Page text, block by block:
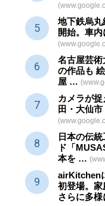
地下鉄烏
開始。車
名古屋芸術
の作品も
屋 …
カメラが
田・大仙
日本の伝統
ド「
本を …
airKitchen
初登場。
さらに多様